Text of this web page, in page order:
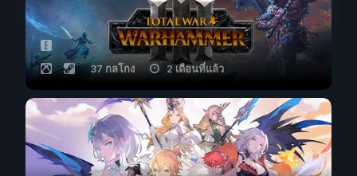
37 กลโกง 2 เดือนที่แล้ว